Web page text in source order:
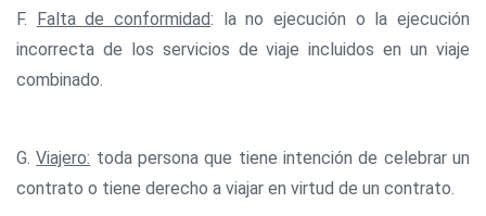
F. Falta de conformidad: la no ejecución o la ejecución
incorrecta de los servicios de viaje incluidos en un viaje
combinado.
G.Viajero: toda persona que tiene intención de celebrar un
contrato o tiene derecho a viajar en virtud de un contrato.